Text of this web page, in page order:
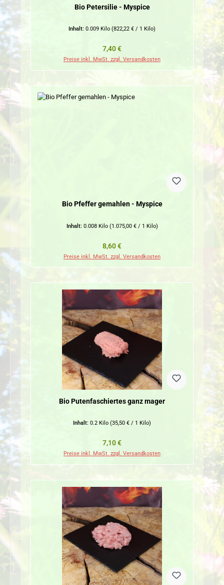
Bio Petersilie - Myspice
Inhalt: 0.009 Kilo (822,22 € / 1 Kilo)
Regulärer Preis:
7,40 €
Preise inkl. MwSt. zzgl. Versandkosten
Bio Pfeffer gemahlen - Myspice
Inhalt: 0.008 Kilo (1.075,00 € / 1 Kilo)
Regulärer Preis:
8,60 €
Preise inkl. MwSt. zzgl. Versandkosten
Bio Putenfaschiertes ganz mager
Inhalt: 0.2 Kilo (35,50 € / 1 Kilo)
Regulärer Preis:
7,10 €
Preise inkl. MwSt. zzgl. Versandkosten